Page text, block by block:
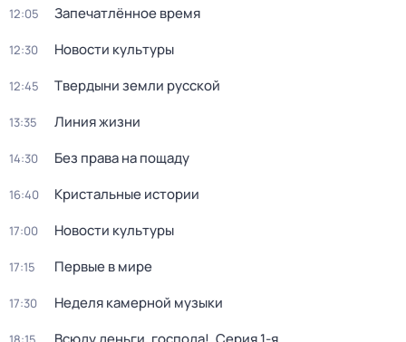
12:05 Запечатлённое время
12:30 Новости культуры
12:45 Твердыни земли русской
13:35 Линия жизни
14:30 Без права на пощаду
16:40 Кристальные истории
17:00 Новости культуры
17:15 Первые в мире
17:30 Неделя камерной музыки